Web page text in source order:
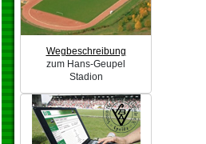
Wegbeschreibung
zum Hans-Geupel
Stadion